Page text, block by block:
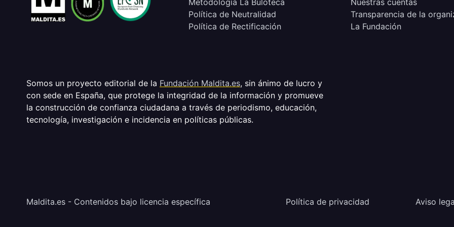
Metodología La Buloteca
Política de Neutralidad
Política de Rectificación
Nuestras cuentas
Transparencia de la
La Fundación
Somos un proyecto editorial de la Fundación Maldita.es, sin ánimo de lucro y
con sede en España, que protege la integridad de la información y promueve
la construcción de confianza ciudadana a través de periodismo, educación,
tecnología, investigación e incidencia en políticas públicas.
Maldita.es - Contenidos bajo licencia específica Política de privacidad Aviso